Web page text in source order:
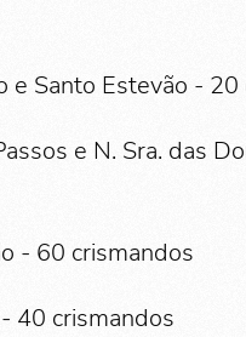
e Santo Estevão -
e N. Sra. das
- 60 crismandos
40 crismandos